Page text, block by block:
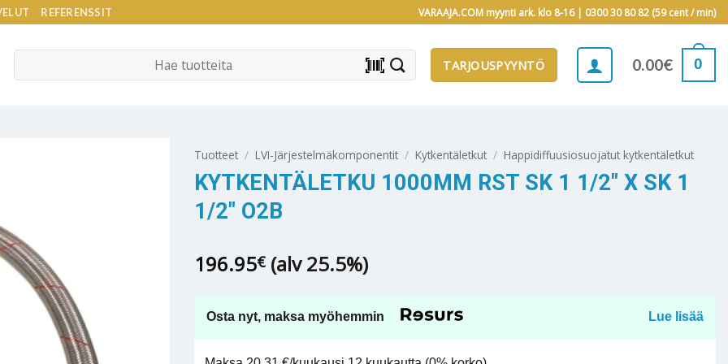
REFERENSSIT VARAAJA.COM myynti ark. klo 8-16 | 0300 30 80 82 (59 cent / min)
barcode_scanner TARJOUSPYYNTÖ 0.00€ 0
Tuotteet / LVI-Järjestelmäkomponentit / Kytkentäletkut / Happidiffuusiosuojatut kytkentäletkut
KYTKENTÄLETKU 1000MM RST SK 1 1/2″ X SK 1
1/2″ O2B
196.95€ (alv 25.5%)
Osta nyt, maksa myöhemmin Lue lisää